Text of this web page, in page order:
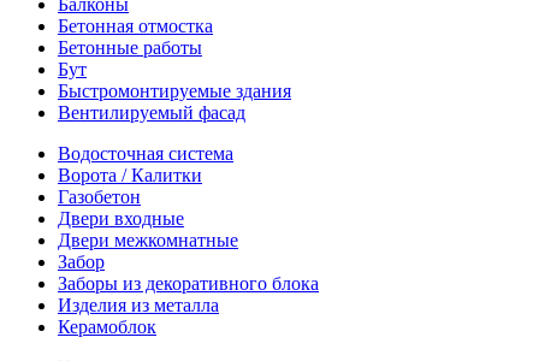
Балконы
Бетонная отмостка
Бетонные работы
Бут
Быстромонтируемые здания
Вентилируемый фасад
Водосточная система
Ворота / Калитки
Газобетон
Двери входные
Двери межкомнатные
Забор
Заборы из декоративного блока
Изделия из металла
Керамоблок